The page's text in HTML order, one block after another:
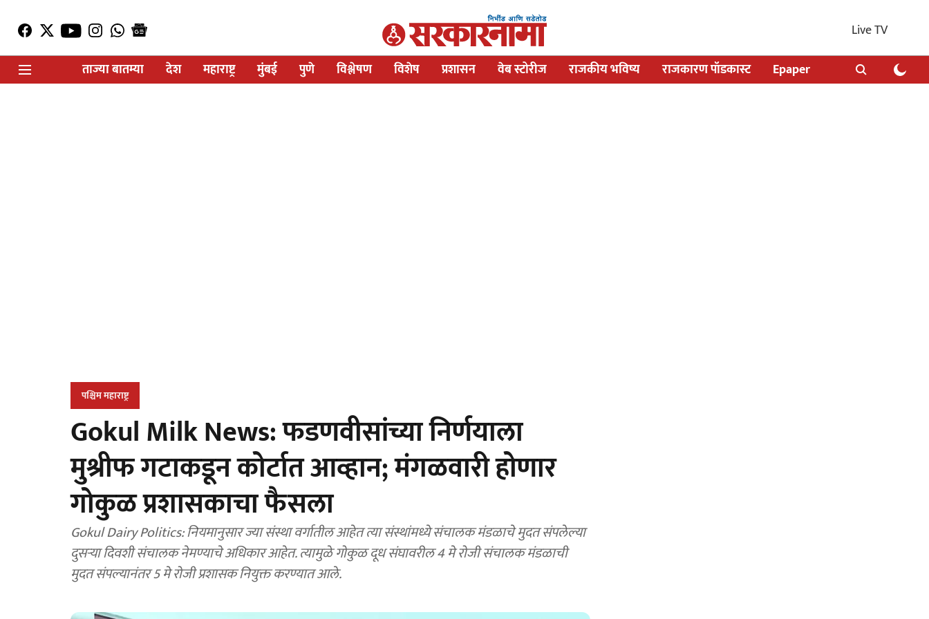
Live TV
ताज्या बातम्या
देश महाराष्ट्र मुंबई पुणे विश्लेषण विशेष प्रशासन वेब स्टोरीज राजकीय भविष्य राजकारण पॉडकास्ट Epaper
पश्चिम महाराष्ट्र
Gokul Milk News: फडणवीसांच्या निर्णयाला
मुश्रीफ गटाकडून कोर्टात आव्हान; मंगळवारी होणार
गोकुळ प्रशासकाचा फैसला
Gokul Dairy Politics: नियमानुसार ज्या संस्था वर्गातील आहेत त्या संस्थांमध्ये संचालक मंडळाचे मुदत संपलेल्या
दुसऱ्या दिवशी संचालक नेमण्याचे अधिकार आहेत. त्यामुळे गोकुळ दूध संघावरील 4 मे रोजी संचालक मंडळाची
मुदत संपल्यानंतर 5 मे रोजी प्रशासक नियुक्त करण्यात आले.